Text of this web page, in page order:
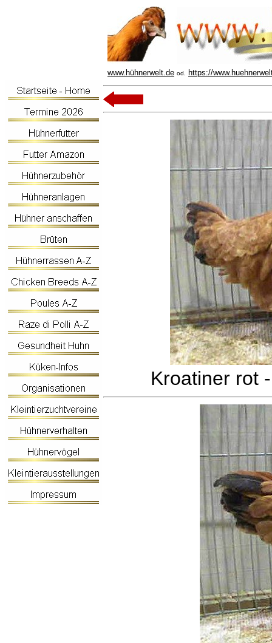
www.hühnerwelt.de od. https://
Kroatiner rot